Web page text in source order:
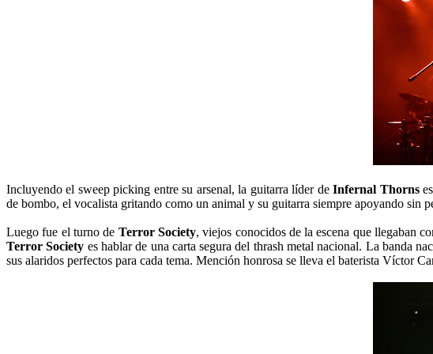
Incluyendo el sweep picking entre su arsenal, la guitarra líder deInfernal Thorns
de bombo, el vocalista gritando como un animal y su guitarra siempre apoyando sin
Luego fue el turno de Terror Society, viejos conocidos de la escena que llegaban
Terror Society es hablar de una carta segura del thrash metal nacional. La banda
sus alaridos perfectos para cada tema. Mención honrosa se lleva el baterista Víctor